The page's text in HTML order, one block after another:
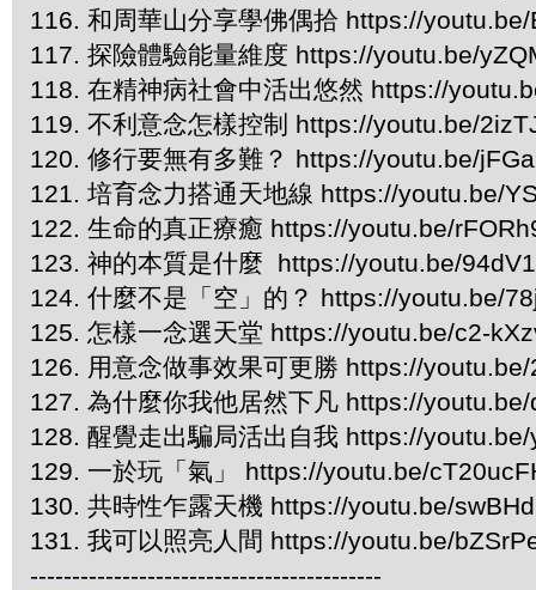
116. 和周華山分享學佛偶拾 https://
117. 探險體驗能量維度 https://youtu.be/
118. 在精神病社會中活出悠然 https://
119. 不利意念怎樣控制 https://youtu.be/
120. 修行要無有多難？ https://youtu.be/
121. 培育念力搭通天地線 https://youtu.be/
122. 生命的真正療癒 https://youtu.be/
123. 神的本質是什麼 https://youtu.be/
124. 什麼不是「空」的？ https://youtu.be/
125. 怎樣一念選天堂 https://youtu.be/c2-
126. 用意念做事效果可更勝 https://
127. 為什麼你我他居然下凡 https://
128. 醒覺走出騙局活出自我 https://
129. 一於玩「氣」 https://youtu.be/
130. 共時性乍露天機 https://youtu.be/
131. 我可以照亮人間 https://youtu.be/
------------------------------------------